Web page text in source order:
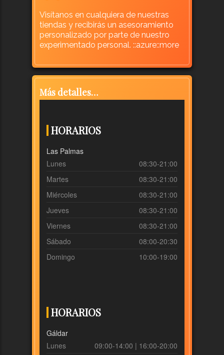
Visítanos en cualquiera de nuestras
tiendas y recibirás un asesoramiento
personalizado por parte de nuestro
experimentado personal. ::azure::more
Más detalles…
HORARIOS
Las Palmas
Lunes
08:30-21:00
Martes
08:30-21:00
Miércoles
08:30-21:00
Jueves
08:30-21:00
Viernes
08:30-21:00
Sábado
08:00-20:30
Domingo
10:00-19:00
HORARIOS
Gáldar
Lunes
09:00-14:00 | 16:00-20:00